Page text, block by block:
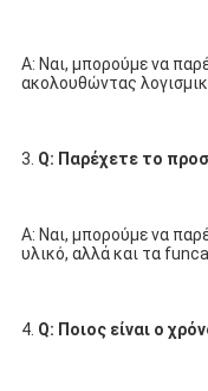
Α: Ναι, μπορούμε να
ακολουθώντας
3. Q: Παρέχετε το
Α: Ναι, μπορούμε να
υλικό, αλλά και τα
4. Q: Ποιος είναι ο